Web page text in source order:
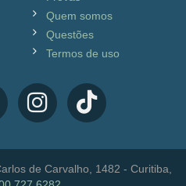
Quem somos
Questões
Termos de uso
de Carvalho, 1482 - Curitiba,